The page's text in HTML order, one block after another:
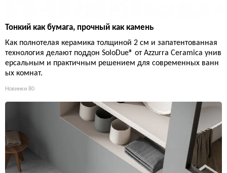
Тонкий как бумага, прочный как камень
Как полнотелая керамика толщиной 2 см и запатентованная
технология делают поддон SoloDue® от Azzurra Ceramica унив
ерсальным и практичным решением для современных ванн
ых комнат.
Новинки 80